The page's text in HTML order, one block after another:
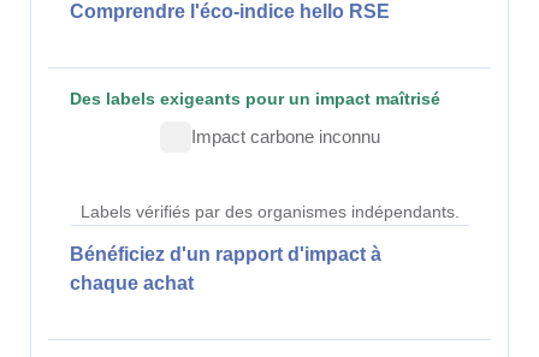
Comprendre l'éco-indice hello RSE
Des labels exigeants pour un impact maîtrisé
Impact carbone inconnu
Labels vérifiés par des organismes indépendants.
Bénéficiez d'un rapport d'impact à
chaque achat